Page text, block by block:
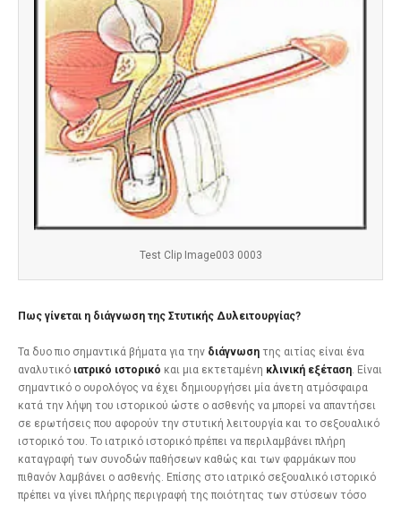
Test Clip Image003 0003
Πως γίνεται η διάγνωση της Στυτικής Δυλειτουργίας?
Τα δυο πιο σημαντικά βήματα για την διάγνωση της αιτίας είναι ένα
αναλυτικό ιατρικό ιστορικό και μια εκτεταμένη κλινική εξέταση . Είναι
σημαντικό ο ουρολόγος να έχει δημιουργήσει μία άνετη ατμόσφαιρα
κατά την λήψη του ιστορικού ώστε ο ασθενής να μπορεί να απαντήσει
σε ερωτήσεις που αφορούν την στυτική λειτουργία και το σεξουαλικό
ιστορικό του. Το ιατρικό ιστορικό πρέπει να περιλαμβάνει πλήρη
καταγραφή των συνοδών παθήσεων καθώς και των φαρμάκων που
πιθανόν λαμβάνει ο ασθενής. Επίσης στο ιατρικό σεξουαλικό ιστορικό
πρέπει να γίνει πλήρης περιγραφή της ποιότητας των στύσεων τόσο